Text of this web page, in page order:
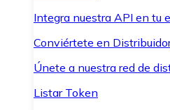
Integra nuestra API en tu
Conviértete en
Únete a nuestra red de
Listar Token